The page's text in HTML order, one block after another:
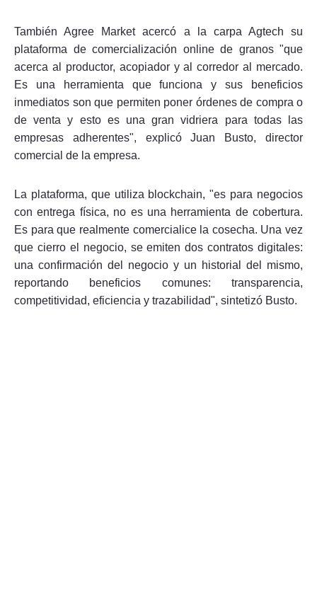
También Agree Market acercó a la carpa Agtech su
plataforma de comercialización online de granos "que
acerca al productor, acopiador y al corredor al mercado.
Es una herramienta que funciona y sus beneficios
inmediatos son que permiten poner órdenes de compra o
de venta y esto es una gran vidriera para todas las
empresas adherentes", explicó Juan Busto, director
comercial de la empresa.
La plataforma, que utiliza blockchain, "es para negocios
con entrega física, no es una herramienta de cobertura.
Es para que realmente comercialice la cosecha. Una vez
que cierro el negocio, se emiten dos contratos digitales:
una confirmación del negocio y un historial del mismo,
reportando beneficios comunes: transparencia,
competitividad, eficiencia y trazabilidad", sintetizó Busto.